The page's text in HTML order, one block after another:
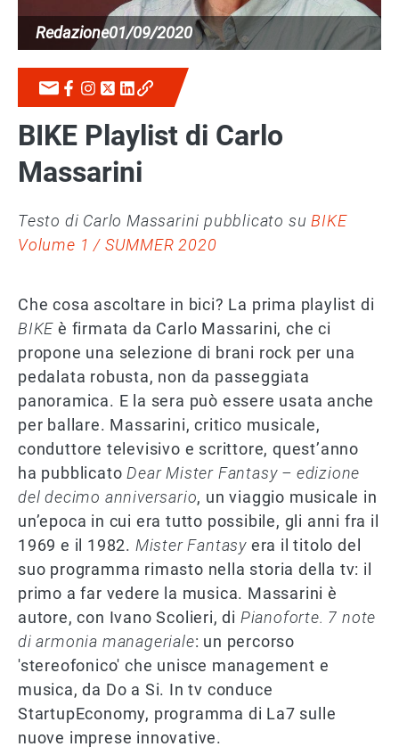
Redazione01/09/2020
BIKE Playlist di Carlo
Massarini
Testo di Carlo Massarini pubblicato suBIKE
Volume 1 / SUMMER 2020
Che cosa ascoltare in bici? La prima playlist di
BIKE è firmata da Carlo Massarini, che ci
propone una selezione di brani rock per una
pedalata robusta, non da passeggiata
panoramica. E la sera può essere usata anche
per ballare. Massarini, critico musicale,
conduttore televisivo e scrittore, quest’anno
ha pubblicato Dear Mister Fantasy – edizione
del decimo anniversario, un viaggio musicale in
un’epoca in cui era tutto possibile, gli anni fra il
1969 e il 1982. Mister Fantasy era il titolo del
suo programma rimasto nella storia della tv: il
primo a far vedere la musica. Massarini è
autore, con Ivano Scolieri, di Pianoforte. 7 note
di armonia manageriale: un percorso
'stereofonico' che unisce management e
musica, da Do a Si. In tv conduce
StartupEconomy, programma di La7 sulle
nuove imprese innovative.